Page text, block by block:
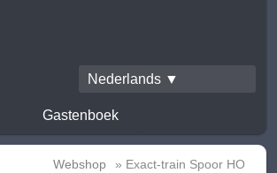
Nederlands ▼
Gastenboek
Webshop » Exact-train Spoor HO